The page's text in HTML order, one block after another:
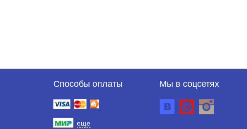
Способы оплаты
еще
Мы в соцсетях